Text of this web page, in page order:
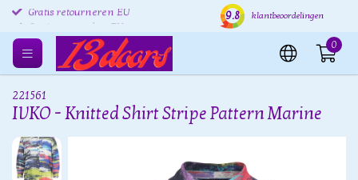
Gratis retourneren EU Verzending binnen 24 uur
9.8 klantbeoordelingen
0
221561
IVKO - Knitted Shirt Stripe Pattern Marine